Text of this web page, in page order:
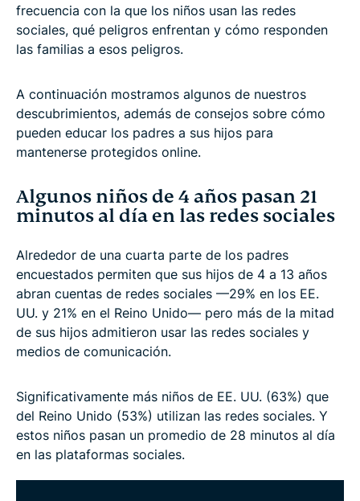
frecuencia con la que los niños usan las redes
sociales, qué peligros enfrentan y cómo responden
las familias a esos peligros.
A continuación mostramos algunos de nuestros
descubrimientos, además de consejos sobre cómo
pueden educar los padres a sus hijos para
mantenerse protegidos online.
Algunos niños de 4 años pasan 21
minutos al día en las redes sociales
Alrededor de una cuarta parte de los padres
encuestados permiten que sus hijos de 4 a 13 años
abran cuentas de redes sociales —29% en los EE.
UU. y 21% en el Reino Unido— pero más de la mitad
de sus hijos admitieron usar las redes sociales y
medios de comunicación.
Significativamente más niños de EE. UU. (63%) que
del Reino Unido (53%) utilizan las redes sociales. Y
estos niños pasan un promedio de 28 minutos al día
en las plataformas sociales.